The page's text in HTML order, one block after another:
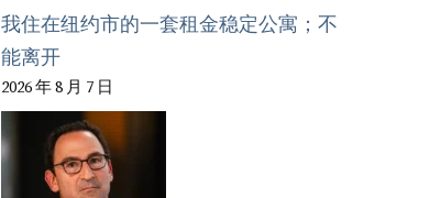
我住在纽约市的一套租金稳定公寓；不
能离开
2026 年 8 月 7 日